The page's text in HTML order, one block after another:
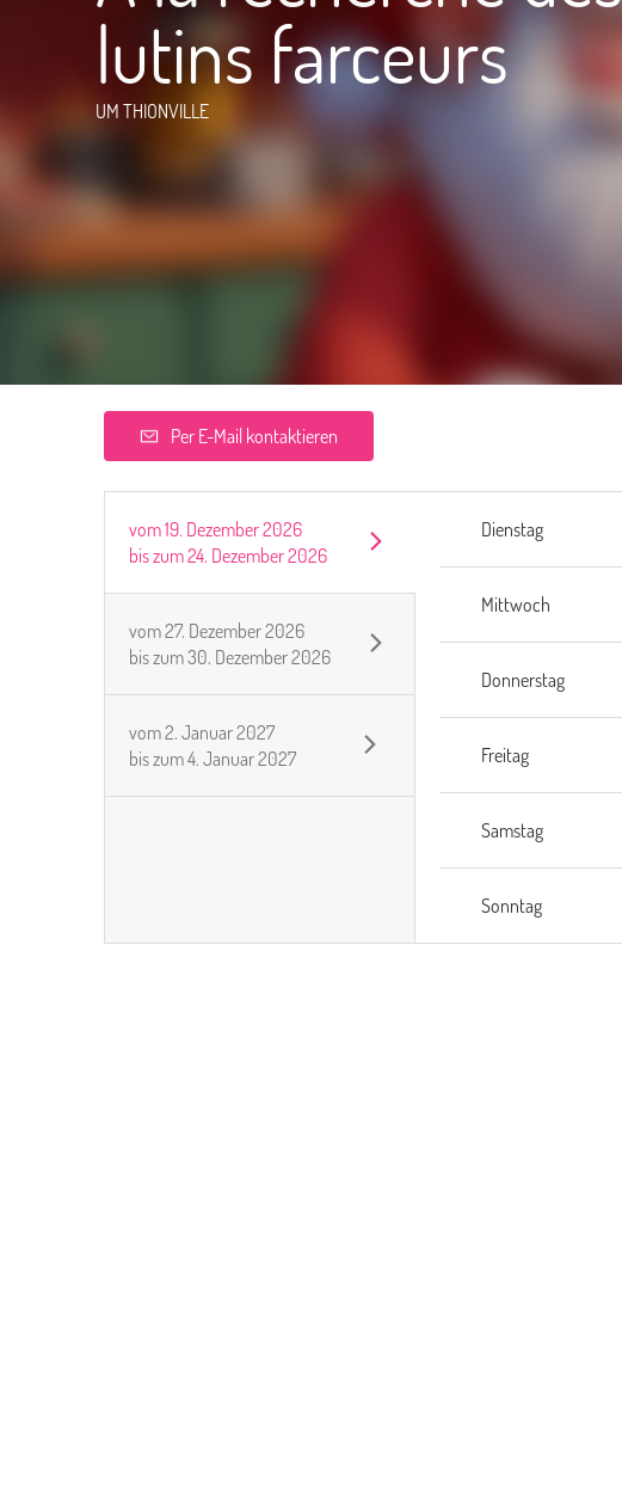
lutins farceurs
UM THIONVILLE
Per E-Mail kontaktieren
vom19. Dezember 2026
bis zum24. Dezember 2026
vom27. Dezember 2026
bis zum30. Dezember 2026
vom2. Januar 2027
bis zum4. Januar 2027
Dienstag
Mittwoch
Donnerstag
Freitag
Samstag
Sonntag